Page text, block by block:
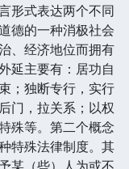
式表达两个不同
德的一种消极社会
、经济地位而拥有
延主要有：居功自
；独断专行，实行
门，拉关系；以权
殊等。第二个概念
特殊法律制度。其